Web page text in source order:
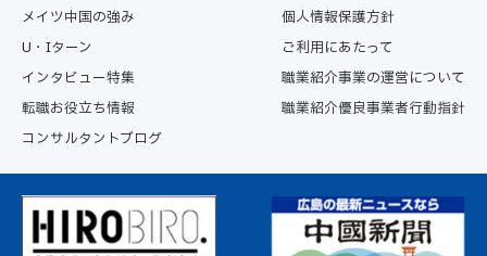
メイツ中国の強み
U・Iターン
インタビュー特集
転職お役立ち情報
コンサルタントブログ
個人情報保護方針
ご利用にあたって
職業紹介事業の運営について
職業紹介優良事業者行動指針